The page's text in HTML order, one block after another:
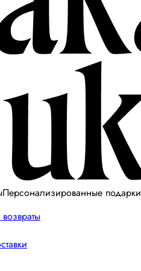
Персонализированные подарки